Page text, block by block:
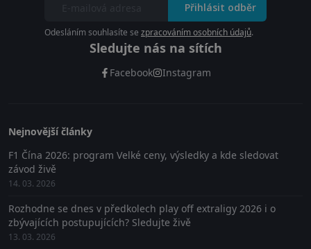
Přihlásit odběr
Odesláním souhlasíte se zpracováním osobních údajů.
Sledujte nás na sítích
Facebook Instagram
Nejnovější články
F1 Čína 2026: program Velké ceny, výsledky a kde sledovat
závod živě
14. 03. 2026
Rozhodne se dnes v předkolech play off extraligy 2026 i o
zbývajících postupujících? Sledujte živě
13. 03. 2026